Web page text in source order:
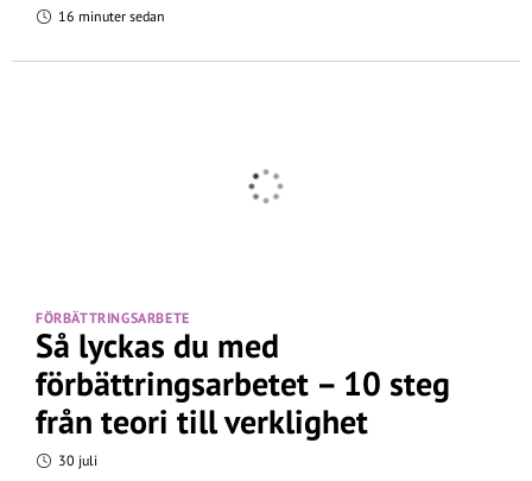
16 minuter sedan
FÖRBÄTTRINGSARBETE
Så lyckas du med
förbättringsarbetet – 10 steg
från teori till verklighet
30 juli